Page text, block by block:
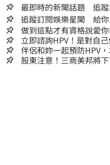
最即時的新聞話題 追蹤
追蹤訂閱娛樂星聞 給
做到這點才有資格說愛你
立即諮詢HPV！是對自
嫌晚！
伴侶和妳一起預防HPV
股東注意！三商美邦將